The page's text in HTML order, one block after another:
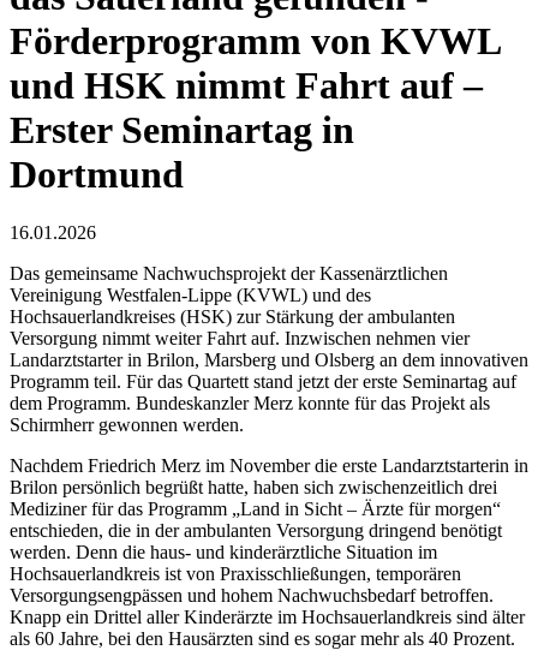
Förderprogramm von KVWL
und HSK nimmt Fahrt auf –
Erster Seminartag in
Dortmund
16.01.2026
Das gemeinsame Nachwuchsprojekt der Kassenärztlichen
Vereinigung Westfalen-Lippe (KVWL) und des
Hochsauerlandkreises (HSK) zur Stärkung der ambulanten
Versorgung nimmt weiter Fahrt auf. Inzwischen nehmen vier
Landarztstarter in Brilon, Marsberg und Olsberg an dem innovativen
Programm teil. Für das Quartett stand jetzt der erste Seminartag auf
dem Programm. Bundeskanzler Merz konnte für das Projekt als
Schirmherr gewonnen werden.
Nachdem Friedrich Merz im November die erste Landarztstarterin in
Brilon persönlich begrüßt hatte, haben sich zwischenzeitlich drei
Mediziner für das Programm „Land in Sicht – Ärzte für morgen“
entschieden, die in der ambulanten Versorgung dringend benötigt
werden. Denn die haus- und kinderärztliche Situation im
Hochsauerlandkreis ist von Praxisschließungen, temporären
Versorgungsengpässen und hohem Nachwuchsbedarf betroffen.
Knapp ein Drittel aller Kinderärzte im Hochsauerlandkreis sind älter
als 60 Jahre, bei den Hausärzten sind es sogar mehr als 40 Prozent.